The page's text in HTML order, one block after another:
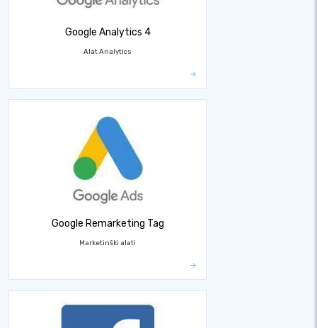
Google Analytics 4
Alat Analytics
Google Remarketing Tag
Marketinški alati